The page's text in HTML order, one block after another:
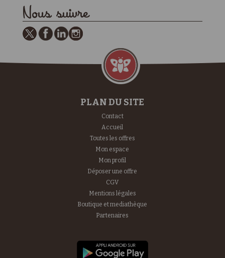
Nous suivre
PLAN DU SITE
Contact
Accueil
Toutes les offres
Mon espace
Mon profil
Déposer une offre
CGV
Mentions légales
Boutique et mediathèque
Partenaires